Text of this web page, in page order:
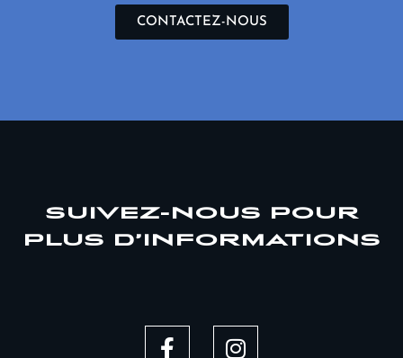
CONTACTEZ-NOUS
SUIVEZ-NOUS POUR
PLUS D’INFORMATIONS
F
I